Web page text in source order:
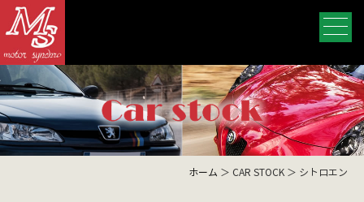
ホーム ＞ CAR STOCK ＞ シトロエン